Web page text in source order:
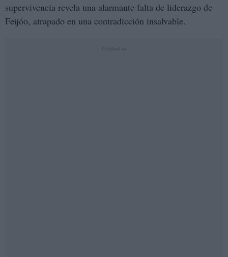
supervivencia revela una alarmante falta de liderazgo de
Feijóo, atrapado en una contradicción insalvable.